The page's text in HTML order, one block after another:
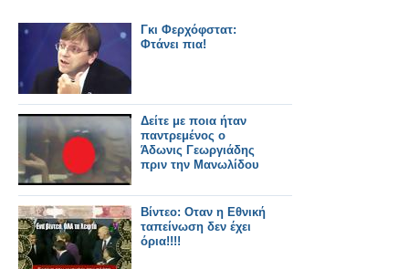
Γκι Φερχόφστατ:
Φτάνει πια!
Δείτε με ποια ήταν
παντρεμένος ο
Άδωνις Γεωργιάδης
πριν την Μανωλίδου
Βίντεο: Οταν η Εθνική
ταπείνωση δεν έχει
όρια!!!!